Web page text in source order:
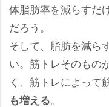
体脂肪率を減らすだ
だろう。
そして、脂肪を減ら
い。筋トレそのもの
く、筋トレによって
も増える。